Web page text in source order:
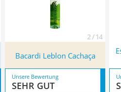
2 / 14
Bacardi Leblon Cachaça
Unsere Bewertung
SEHR GUT